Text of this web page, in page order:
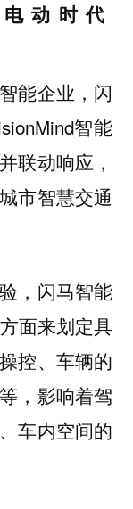
动时代
能企业，闪
智能
联动响应，
市智慧交通
，闪马智能
面来划定具
控、车辆的
，影响着驾
车内空间的